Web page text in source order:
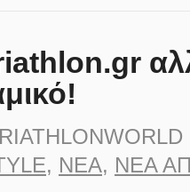
, ΝΈΑ, ΝΈΑ